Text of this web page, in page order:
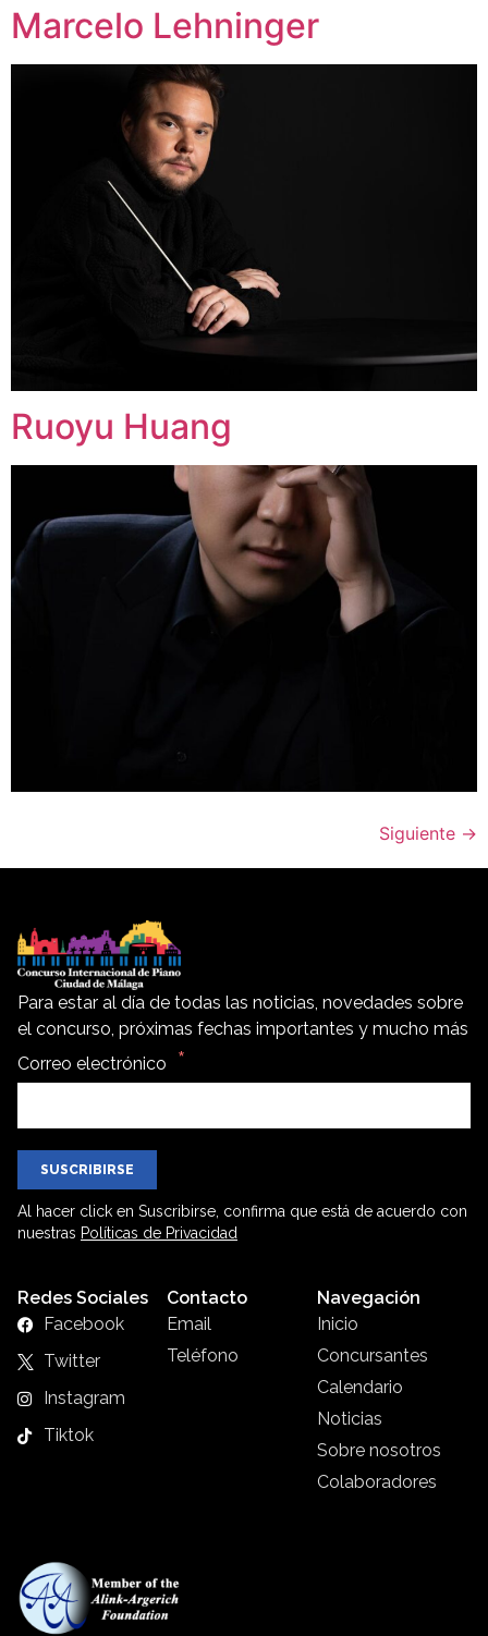
Marcelo Lehninger
Ruoyu Huang
Siguiente →
Para estar al día de todas las noticias, novedades sobre
el concurso, próximas fechas importantes y mucho más
Correo electrónico
SUSCRIBIRSE
Al hacer click en Suscribirse, confirma que está de acuerdo con
nuestras Políticas de Privacidad
Redes Sociales
Facebook
Twitter
Instagram
Tiktok
Contacto
Email
Teléfono
Navegación
Inicio
Concursantes
Calendario
Noticias
Sobre nosotros
Colaboradores